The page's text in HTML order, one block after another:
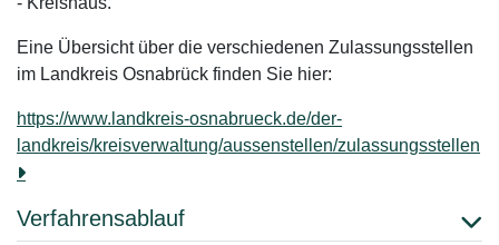
Eine Übersicht über die verschiedenen Zulassungsstellen
im Landkreis Osnabrück finden Sie hier:
https://www.landkreis-osnabrueck.de/der-
landkreis/kreisverwaltung/aussenstellen/zulassungsstellen
Verfahrensablauf